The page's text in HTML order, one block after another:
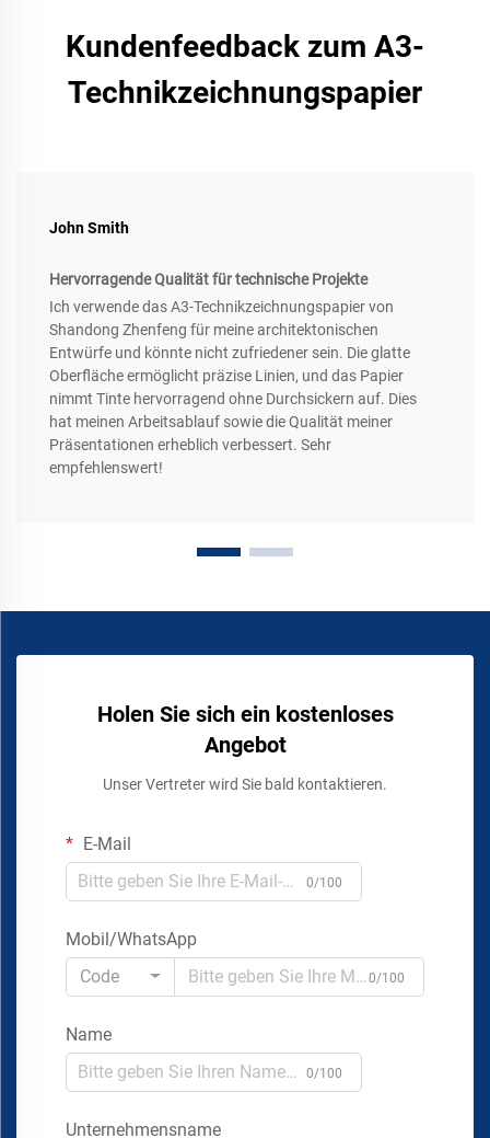
Kundenfeedback zum A3-
Technikzeichnungspapier
John Smith
Hervorragende Qualität für technische Projekte
Ich verwende das A3-Technikzeichnungspapier von
Shandong Zhenfeng für meine architektonischen
Entwürfe und könnte nicht zufriedener sein. Die glatte
Oberfläche ermöglicht präzise Linien, und das Papier
nimmt Tinte hervorragend ohne Durchsickern auf. Dies
hat meinen Arbeitsablauf sowie die Qualität meiner
Präsentationen erheblich verbessert. Sehr
empfehlenswert!
Holen Sie sich ein kostenloses
Angebot
Unser Vertreter wird Sie bald kontaktieren.
E-Mail
0/100
Mobil/WhatsApp
Code
0/100
Name
0/100
Unternehmensname